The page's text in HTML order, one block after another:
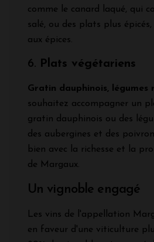
comme le canard laqué, qui
salé, ou des plats plus
aux épices.
6. Plats végétariens
Gratin dauphinois, légumes
souhaitez accompagner un
gratin dauphinois ou des
des aubergines et des
bien avec la richesse et la
de Margaux.
Un vignoble engagé
Les vins de l'appellation
en faveur d'une viticulture